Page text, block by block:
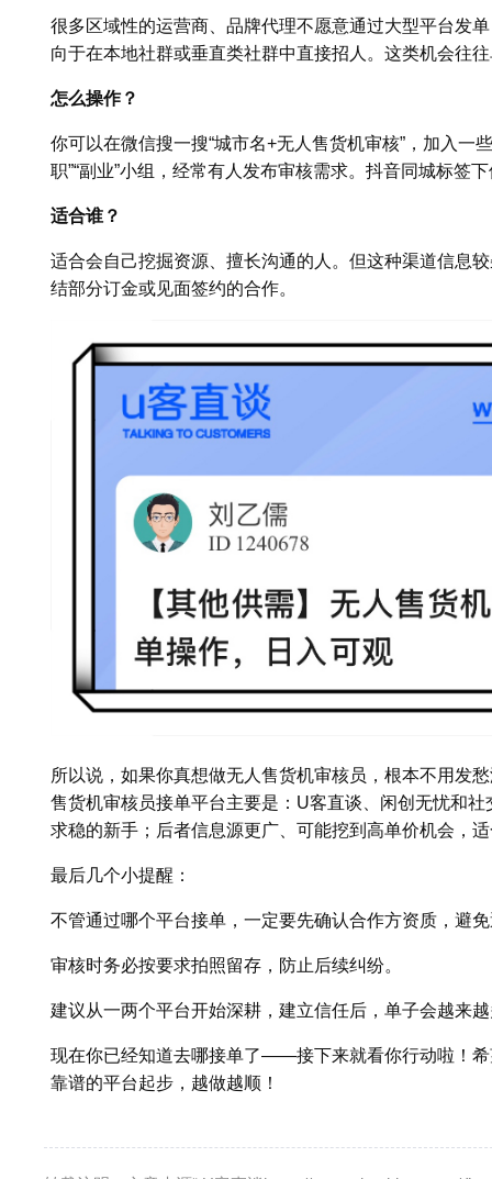
很多区域性的运营商、品牌代理不愿意通过大型平台发
向于在本地社群或垂直类社群中直接招人。这类机会往
怎么操作？
你可以在微信搜一搜“城市名+无人售货机审核”，加入一
职”“副业”小组，经常有人发布审核需求。抖音同城标签
适合谁？
适合会自己挖掘资源、擅长沟通的人。但这种渠道信息
结部分订金或见面签约的合作。
所以说，如果你真想做无人售货机审核员，根本不用发
售货机审核员接单平台主要是：U客直谈、闲创无忧和
求稳的新手；后者信息源更广、可能挖到高单价机会，
最后几个小提醒：
不管通过哪个平台接单，一定要先确认合作方资质，避
审核时务必按要求拍照留存，防止后续纠纷。
建议从一两个平台开始深耕，建立信任后，单子会越来
现在你已经知道去哪接单了——接下来就看你行动啦！
靠谱的平台起步，越做越顺！